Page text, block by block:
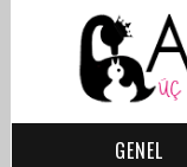
GENEL